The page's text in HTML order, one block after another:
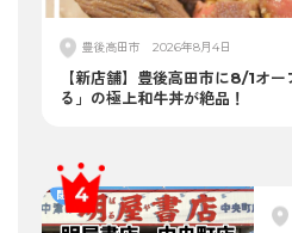
豊後高田市 2026年8月4日
【新店舗】豊後高田市に8/1オ
る」の極上和牛丼が絶品！